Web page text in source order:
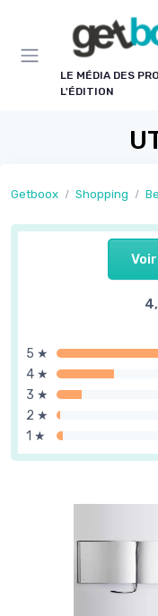
LE MÉDIA DES
L'ÉDITION
Getboox Shopping
5 ★
4 ★
3 ★
2 ★
1 ★